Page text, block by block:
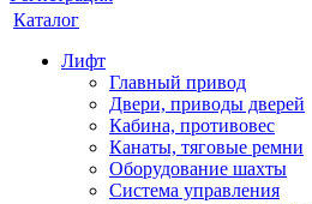
Каталог
Лифт
Главный привод
Двери, приводы дверей
Кабина, противовес
Канаты, тяговые ремни
Оборудование шахты
Система управления